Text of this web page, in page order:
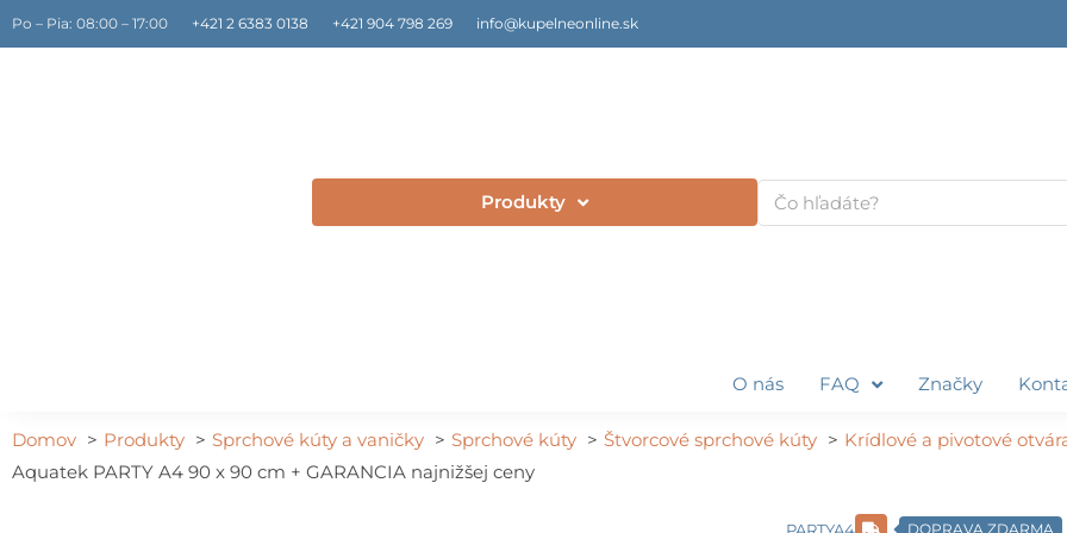
Preskočiť
na
Po – Pia: 08:00 – 17:00 +421 2 6383 0138 +421 904 798 269 info@kupelneonline.sk
Produkty Vyhľadať
O nás FAQ Značky
Domov Produkty Sprchové kúty a vaničky Sprchové kúty Štvorcové sprchové kúty
Krídlové a pivotové
Aquatek PARTY A4 90 x 90 cm + GARANCIA najnižšej ceny
DOPRAVA ZDARMA